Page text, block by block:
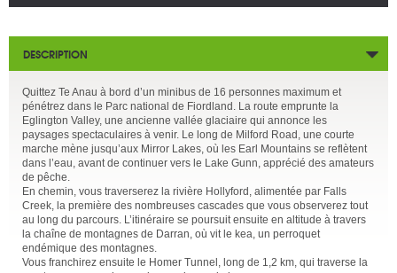
DESCRIPTION
Quittez Te Anau à bord d’un minibus de 16 personnes maximum et
pénétrez dans le Parc national de Fiordland. La route emprunte la
Eglington Valley, une ancienne vallée glaciaire qui annonce les
paysages spectaculaires à venir. Le long de Milford Road, une courte
marche mène jusqu’aux Mirror Lakes, où les Earl Mountains se reflètent
dans l’eau, avant de continuer vers le Lake Gunn, apprécié des amateurs
de pêche.
En chemin, vous traverserez la rivière Hollyford, alimentée par Falls
Creek, la première des nombreuses cascades que vous observerez tout
au long du parcours. L’itinéraire se poursuit ensuite en altitude à travers
la chaîne de montagnes de Darran, où vit le kea, un perroquet
endémique des montagnes.
Vous franchirez ensuite le Homer Tunnel, long de 1,2 km, qui traverse la